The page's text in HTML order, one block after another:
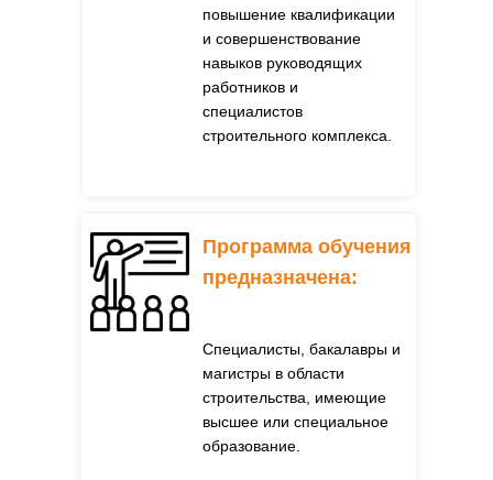
Специалисты, бакалавры и
магистры в области
строительства, имеющие
высшее или специальное
образование.
Программа обучения
предназначена:
повышение квалификации
и совершенствование
навыков руководящих
работников и
специалистов
строительного комплекса.